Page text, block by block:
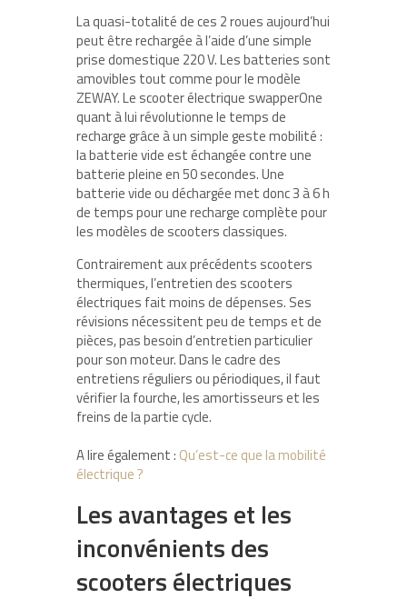
La quasi-totalité de ces 2 roues aujourd’hui
peut être rechargée à l’aide d’une simple
prise domestique 220 V. Les batteries sont
amovibles tout comme pour le modèle
ZEWAY. Le scooter électrique swapperOne
quant à lui révolutionne le temps de
recharge grâce à un simple geste mobilité :
la batterie vide est échangée contre une
batterie pleine en 50 secondes. Une
batterie vide ou déchargée met donc 3 à 6 h
de temps pour une recharge complète pour
les modèles de scooters classiques.
Contrairement aux précédents scooters
thermiques, l’entretien des scooters
électriques fait moins de dépenses. Ses
révisions nécessitent peu de temps et de
pièces, pas besoin d’entretien particulier
pour son moteur. Dans le cadre des
entretiens réguliers ou périodiques, il faut
vérifier la fourche, les amortisseurs et les
freins de la partie cycle.
A lire également : Qu’est-ce que la mobilité
électrique ?
Les avantages et les
inconvénients des
scooters électriques